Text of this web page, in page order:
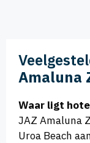
Amaluna
Waar ligt
JAZ Amaluna
Uroa Beach